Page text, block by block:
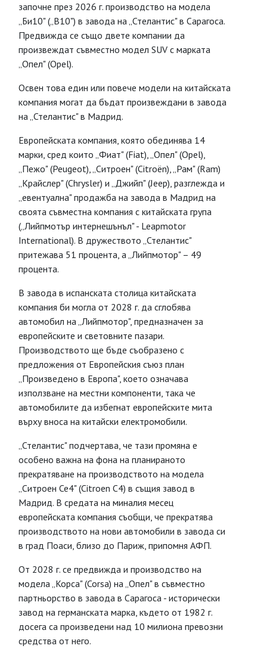
започне през 2026 г. производство на модела
„Би10" („B10") в завода на „Стелантис" в Сарагоса.
Предвижда се също двете компании да
произвеждат съвместно модел SUV с марката
„Опел" (Opel).
Освен това един или повече модели на китайската
компания могат да бъдат произвеждани в завода
на „Стелантис" в Мадрид.
Европейската компания, която обединява 14
марки, сред които „Фиат" (Fiat), „Опел" (Opel),
„Пежо" (Peugeot), „Ситроен" (Citroën), „Рам" (Ram)
„Крайслер" (Chrysler) и „Джийп" (Jeep), разглежда и
„евентуална" продажба на завода в Мадрид на
своята съвместна компания с китайската група
(„Лийпмотър интернешънъл" - Leapmotor
International). В дружеството „Стелантис"
притежава 51 процента, а „Лийпмотор" – 49
процента.
В завода в испанската столица китайската
компания би могла от 2028 г. да сглобява
автомобил на „Лийпмотор", предназначен за
европейските и световните пазари.
Производството ще бъде съобразено с
предложения от Европейския съюз план
„Произведено в Европа", което означава
използване на местни компоненти, така че
автомобилите да избегнат европейските мита
върху вноса на китайски електромобили.
„Стелантис" подчертава, че тази промяна е
особено важна на фона на планираното
прекратяване на производството на модела
„Ситроен Се4" (Citroen C4) в същия завод в
Мадрид. В средата на миналия месец
европейската компания съобщи, че прекратява
производството на нови автомобили в завода си
в град Поаси, близо до Париж, припомня АФП.
От 2028 г. се предвижда и производство на
модела „Корса" (Corsa) на „Опел" в съвместно
партньорство в завода в Сарагоса - исторически
завод на германската марка, където от 1982 г.
досега са произведени над 10 милиона превозни
средства от него.